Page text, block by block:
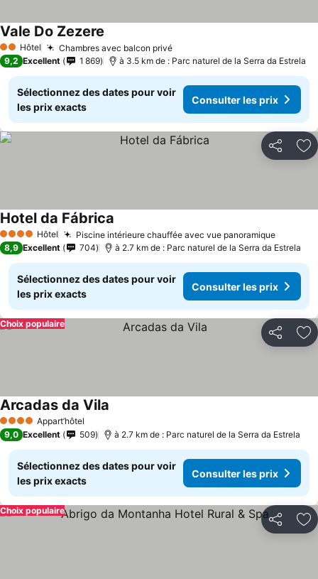
2 Étoiles
Hôtel Chambres avec balcon privéConsulter les prix
Vale Do Zezere
9,2 Excellent 1 869 à 3.5 km de : Parc naturel de la Serra da Estrela
Sélectionnez des dates pour voir
les prix exacts
Consulter les prix
Partager
4 Étoiles Hôtel Piscine intérieure chauffée avec vue panoramique
Hotel da Fábrica
8,9 Excellent 704 à 2.7 km de : Parc naturel de la Serra da Estrela
Sélectionnez des dates pour voir
les prix exacts
Consulter les prix
Partager
Choix populaire
4 Étoiles Appart’hôtel
Arcadas da Vila
9,0 Excellent 509 à 2.7 km de : Parc naturel de la Serra da Estrela
Sélectionnez des dates pour voir
les prix exacts
Consulter les prix
Partager
Choix populaire